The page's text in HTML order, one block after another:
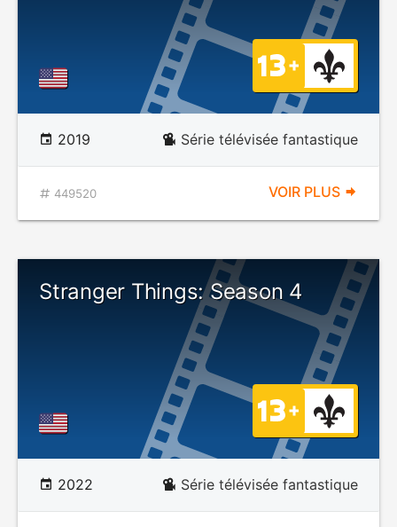
2019 Série télévisée fantastique
449520 VOIR PLUS
Stranger Things: Season 4
2022 Série télévisée fantastique